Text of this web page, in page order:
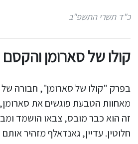
כ"ד תשרי התשפ"ב
קולו של סארומן והקסם
בפרק "קולו של סארומן", חבורה של
מאחוות הטבעת פוגשים את
זה הוא כבר מובס, צבאו הושמד
חלוטין. עדיין, גאנדאלף מזהיר